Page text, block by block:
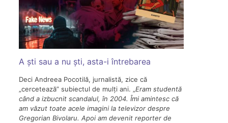
A ști sau a nu ști, asta-i întrebarea
Deci Andreea Pocotilă, jurnalistă, zice că
„cercetează” subiectul de mulți ani. „Eram studentă
când a izbucnit scandalul, în 2004. Îmi amintesc că
am văzut toate acele imagini la televizor despre
Gregorian Bivolaru. Apoi am devenit reporter de